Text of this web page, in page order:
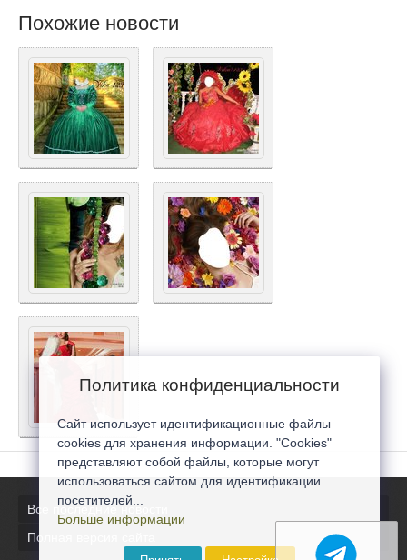
Похожие новости
Все последние новости
Полная версия сайта
Политика конфиденциальности
Сайт использует идентификационные файлы
cookies для хранения информации. "Cookies"
представляют собой файлы, которые могут
использоваться сайтом для идентификации
посетителей...
Больше информации